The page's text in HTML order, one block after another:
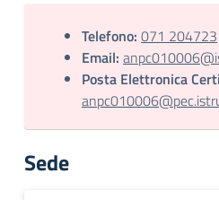
Telefono: 071 204723
Email:
Posta Elettronica
Sede